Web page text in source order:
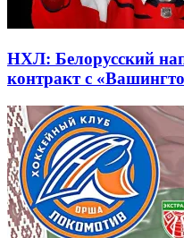
НХЛ: Белорусский
контракт с